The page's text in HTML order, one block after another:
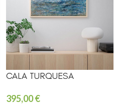
CALA TURQUESA
395,00€